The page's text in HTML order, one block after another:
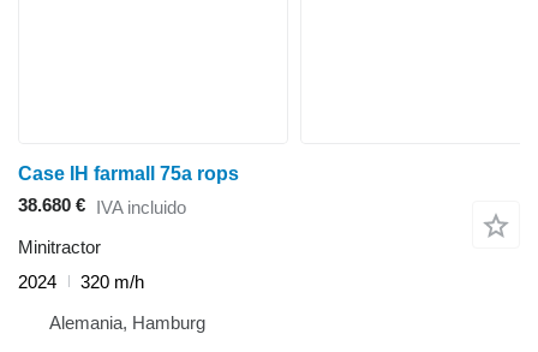
Case IH farmall 75a rops
38.680 € IVA incluido
Minitractor
2024
320 m/h
Alemania, Hamburg